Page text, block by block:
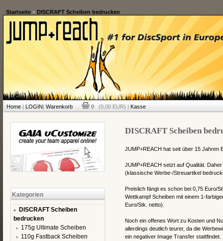
Startseite» DISCRAFT Scheiben bedrucken
Home| LOGIN| Warenkorb 0 (0,00 EUR) | Kasse
Kategorien
DISCRAFT Scheiben
bedrucken
175g Ultimate Scheiben
110g Fastback Scheiben
DISCRAFT Scheiben
JUMP+REACH hat seit über 15 Jahren
JUMP+REACH setzt auf Qualität.
(klassische Werbe-/Streuartikel
Preislich fängt es schon bei 0,75 Euro/
Wettkampf Scheiben mit einem 1-
Euro/Stk. netto).
Noch ein offenes Wort zu Kosten und
allerdings deutlich teurer, da die
ein negativer Image Transfer stattfindet.